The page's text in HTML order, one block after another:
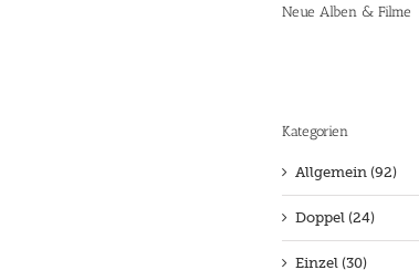
Neue Alben & Filme
Kategorien
Allgemein (92)
Doppel (24)
Einzel (30)